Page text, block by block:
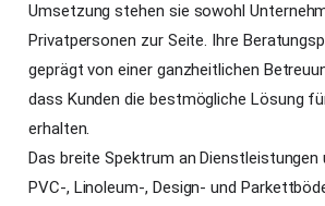
Umsetzung stehen sie sowohl
Privatpersonen zur Seite. Ihre
geprägt von einer ganzheitlichen
dass Kunden die bestmögliche Lösung
erhalten.
Das breite Spektrum an
PVC-, Linoleum-, Design- und